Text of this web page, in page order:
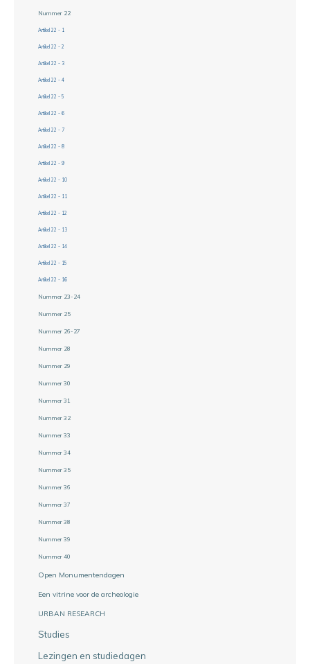
Nummer 22
Artikel 22 - 1
Artikel 22 - 2
Artikel 22 - 3
Artikel 22 - 4
Artikel 22 - 5
Artikel 22 - 6
Artikel 22 - 7
Artikel 22 - 8
Artikel 22 - 9
Artikel 22 - 10
Artikel 22 - 11
Artikel 22 - 12
Artikel 22 - 13
Artikel 22 - 14
Artikel 22 - 15
Artikel 22 - 16
Nummer 23-24
Nummer 25
Nummer 26-27
Nummer 28
Nummer 29
Nummer 30
Nummer 31
Nummer 32
Nummer 33
Nummer 34
Nummer 35
Nummer 36
Nummer 37
Nummer 38
Nummer 39
Nummer 40
Open Monumentendagen
Een vitrine voor de archeologie
URBAN RESEARCH
Studies
Lezingen en studiedagen